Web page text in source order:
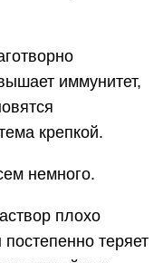
иммунитет,
крепкой.
немного.
плохо
теряет